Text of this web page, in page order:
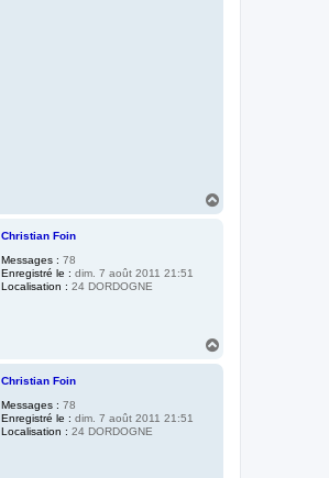
Christian Foin
Messages : 78
Enregistré le : dim. 7 août 2011 21:51
Localisation : 24 DORDOGNE
Christian Foin
Messages : 78
Enregistré le : dim. 7 août 2011 21:51
Localisation : 24 DORDOGNE